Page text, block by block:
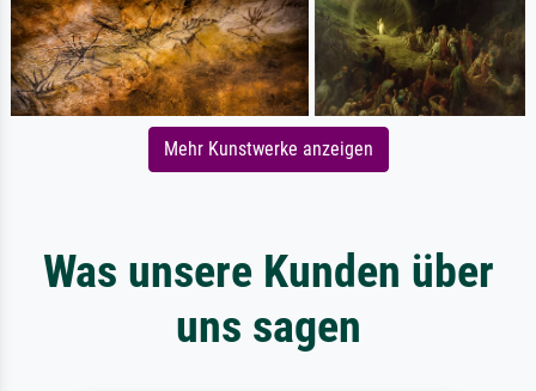
Mehr Kunstwerke anzeigen
Was unsere Kunden über
uns sagen